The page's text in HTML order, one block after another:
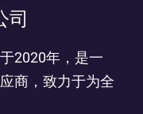
司
2020年，是一
商，致力于为全